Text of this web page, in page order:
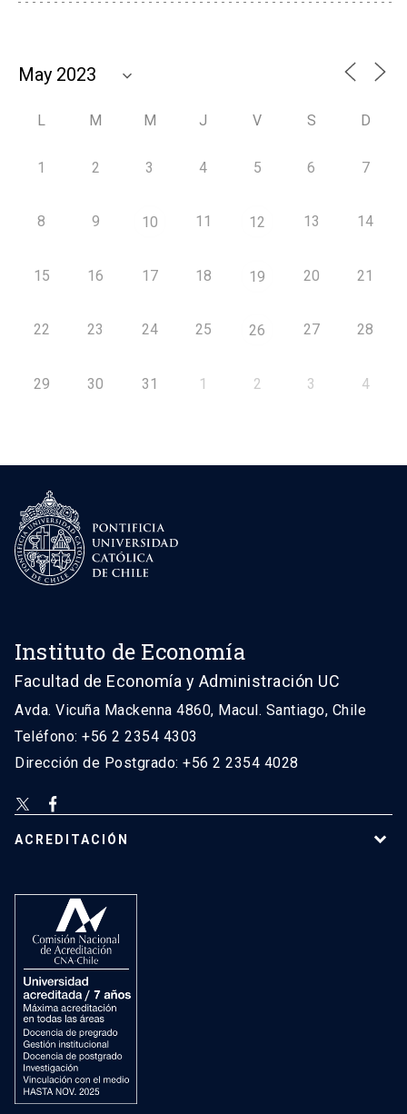
L M M J V S D
1 2 3 4 5 6 7
8 9 10 11 12 13 14
15 16 17 18 19 20 21
22 23 24 25 26 27 28
29 30 31 1 2 3 4
Instituto de Economía
Facultad de Economía y Administración UC
Avda. Vicuña Mackenna 4860, Macul. Santiago, Chile
Teléfono: +56 2 2354 4303
Dirección de Postgrado: +56 2 2354 4028
ACREDITACIÓN